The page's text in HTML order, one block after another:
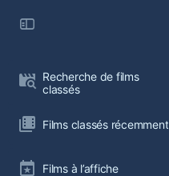
Recherche de films
classés
Films classés récemment
Films à l’affiche